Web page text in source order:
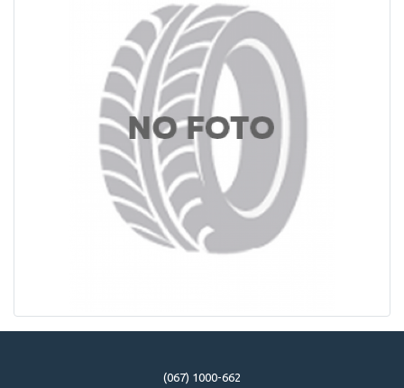
(067) 1000-662